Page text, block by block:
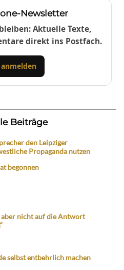
Newsletter
Aktuelle Texte,
direkt ins Postfach.
Beiträge
den Leipziger
Propaganda nutzen
begonnen
aber nicht auf die Antwort
selbst entbehrlich machen